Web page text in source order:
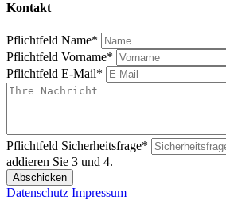
Kontakt
Pflichtfeld Name*
Pflichtfeld Vorname*
Pflichtfeld E-Mail*
Pflichtfeld Sicherheitsfrage*
addieren Sie 3 und 4.
Abschicken
Datenschutz Impressum